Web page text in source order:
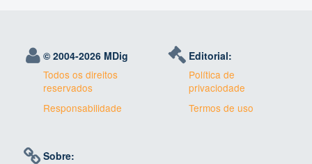
© 2004-2026 MDig
Todos os direitos
reservados
Responsabilidade
Editorial:
Política de
privaciodade
Termos de uso
Sobre: